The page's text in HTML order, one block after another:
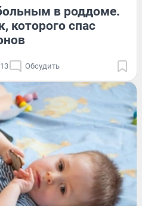
в роддоме.
которого спас
Обсудить